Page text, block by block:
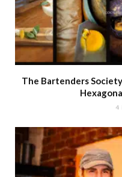
The Bartenders
4